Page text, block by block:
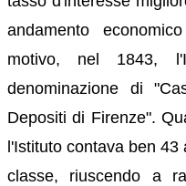
andamento
motivo, nel 1843,
denominazione di
Depositi di Firenze".
l'Istituto contava ben
classe, riuscendo a